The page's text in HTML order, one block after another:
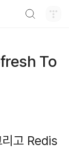
To
고 Redis